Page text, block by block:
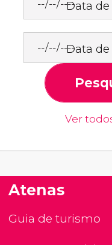
Data
Data de
Ver
Atenas
Guia de turismo